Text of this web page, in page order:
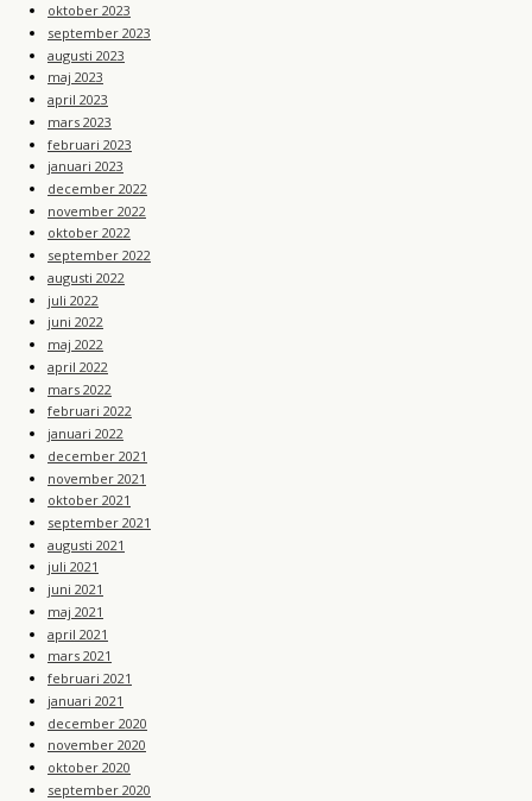
oktober 2023
september 2023
augusti 2023
maj 2023
april 2023
mars 2023
februari 2023
januari 2023
december 2022
november 2022
oktober 2022
september 2022
augusti 2022
juli 2022
juni 2022
maj 2022
april 2022
mars 2022
februari 2022
januari 2022
december 2021
november 2021
oktober 2021
september 2021
augusti 2021
juli 2021
juni 2021
maj 2021
april 2021
mars 2021
februari 2021
januari 2021
december 2020
november 2020
oktober 2020
september 2020